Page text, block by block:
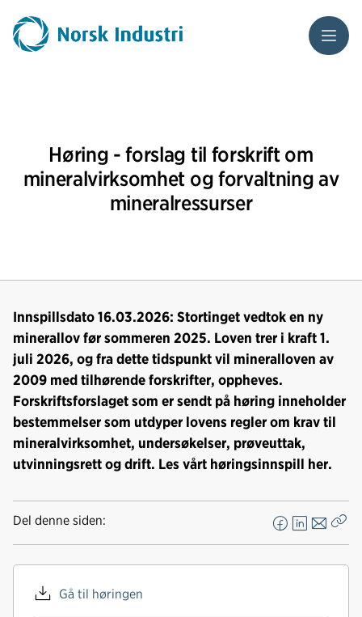
Meny
Høring - forslag til forskrift om
mineralvirksomhet og forvaltning av
mineralressurser
Innspillsdato 16.03.2026: Stortinget vedtok en ny
minerallov før sommeren 2025. Loven trer i kraft 1.
juli 2026, og fra dette tidspunkt vil mineralloven av
2009 med tilhørende forskrifter, oppheves.
Forskriftsforslaget som er sendt på høring inneholder
bestemmelser som utdyper lovens regler om krav til
mineralvirksomhet, undersøkelser, prøveuttak,
utvinningsrett og drift. Les vårt høringsinnspill her.
Del denne siden:
F
a
c
L
i
n
E
-
p
Gå til høringen